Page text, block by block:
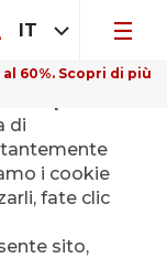
IT
60%. Scopri di più
di
i cookie
fate clic
sito,